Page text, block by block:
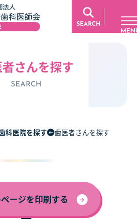
さんを探す
SEARCH
科医院を探す 歯医者さんを探す
ージを印刷する